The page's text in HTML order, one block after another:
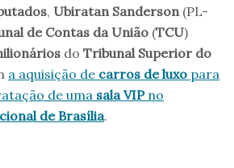
, Ubiratan Sanderson(PL-
de Contas da União (TCU)
do Tribunal Superior do
a aquisição de carros de luxo para
de uma sala VIPno
de Brasília.